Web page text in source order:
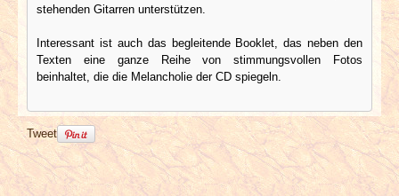
stehenden Gitarren unterstützen.
Interessant ist auch das begleitende Booklet, das neben den
Texten eine ganze Reihe von stimmungsvollen Fotos
beinhaltet, die die Melancholie der CD spiegeln.
Tweet